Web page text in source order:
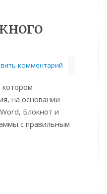
комментарий
на основании
Блокнот и
с правильным